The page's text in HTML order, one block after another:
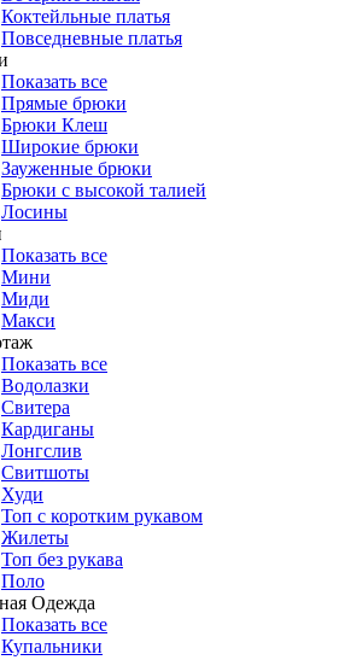
Коктейльные платья
Повседневные платья
Показать все
Прямые брюки
Брюки Клеш
Широкие брюки
Зауженные брюки
Брюки с высокой талией
Лосины
Показать все
Мини
Миди
Макси
Показать все
Водолазки
Свитера
Кардиганы
Лонгслив
Свитшоты
Худи
Топ с коротким рукавом
Жилеты
Топ без рукава
Поло
Одежда
Показать все
Купальники